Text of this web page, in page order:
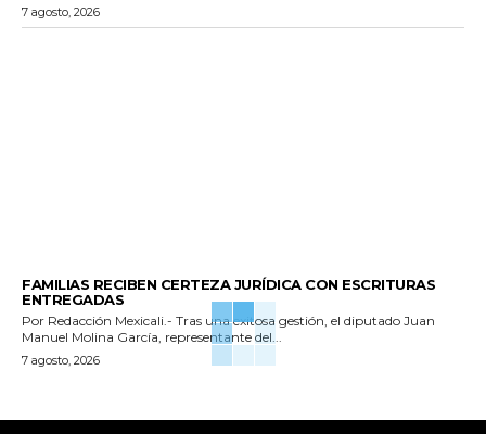
7 agosto, 2026
FAMILIAS RECIBEN CERTEZA JURÍDICA CON ESCRITURAS
ENTREGADAS
Por Redacción Mexicali.- Tras una exitosa gestión, el diputado Juan
Manuel Molina García, representante del...
7 agosto, 2026